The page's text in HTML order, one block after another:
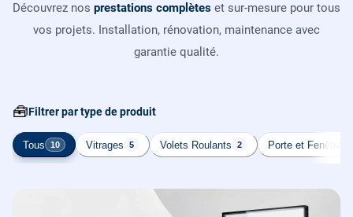
Découvrez nos prestations complètes et sur-mesure pour tous
vos projets. Installation, rénovation, maintenance avec
garantie qualité.
🧰Filtrer par type de produit
Tous 10 Vitrages 5 Volets Roulants 2 Porte et Fenêtre